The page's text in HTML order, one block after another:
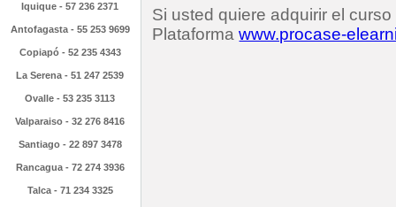
Iquique - 57 236 2371
Antofagasta - 55 253 9699
Copiapó - 52 235 4343
La Serena - 51 247 2539
Ovalle - 53 235 3113
Valparaiso - 32 276 8416
Santiago - 22 897 3478
Rancagua - 72 274 3936
Talca - 71 234 3325
Si usted quiere adquirir el
Plataformawww.procase-